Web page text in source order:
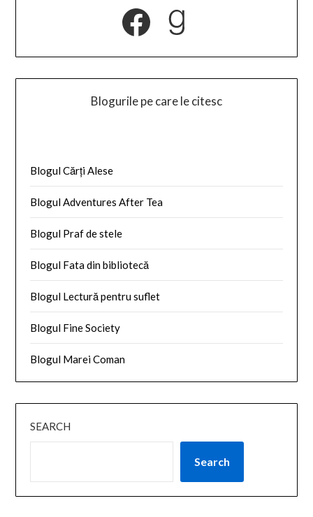
Facebook
Blogurile pe care le citesc
Blogul Cărți Alese
Blogul Adventures After Tea
Blogul Praf de stele
Blogul Fata din bibliotecă
Blogul Lectură pentru suflet
Blogul Fine Society
Blogul Marei Coman
SEARCH
Search